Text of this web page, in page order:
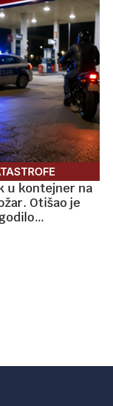
u kontejner na
Otišao je